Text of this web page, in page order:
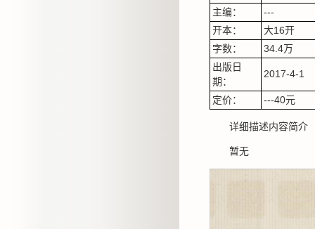
主编：
---
开本：
大16开
字数：
34.4万
出版日
期：
2017-4-1
定价： ---40元
详细描述内容简介
暂无